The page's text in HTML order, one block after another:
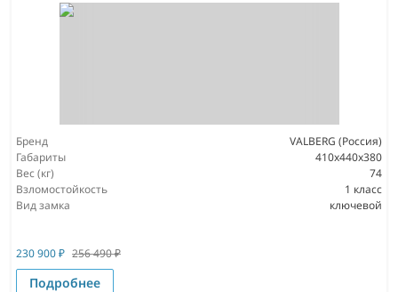
Бренд
VALBERG (Россия)
Габариты
410x440x380
Вес (кг)
74
Взломостойкость
1 класс
Вид замка
ключевой
230 900₽ 256 490₽
Подробнее